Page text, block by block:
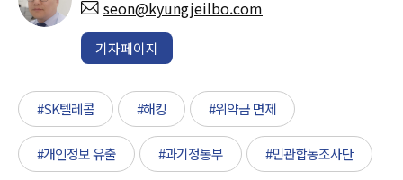
seon@kyungjeilbo.com
기자페이지
#SK텔레콤 #해킹 #위약금 면제
#개인정보 유출 #과기정통부 #민관합동조사단